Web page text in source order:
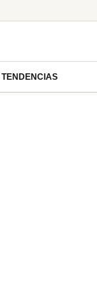
TENDENCIAS